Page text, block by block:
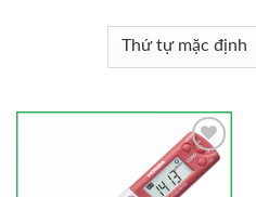
Add to
Wishlist